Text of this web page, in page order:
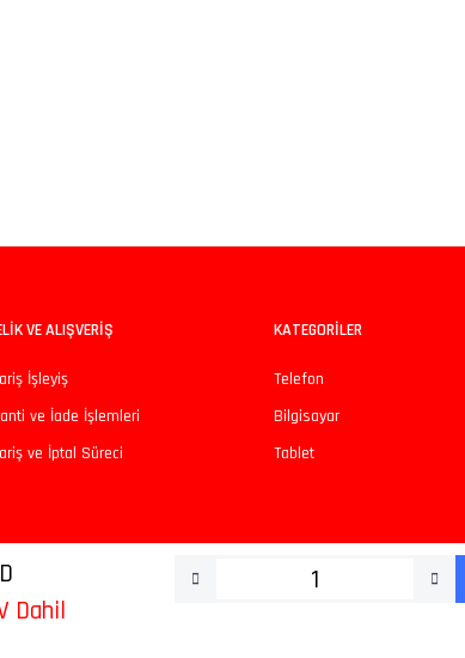
Dahil
VE ALIŞVERİŞ
İşleyiş
ve İade İşlemleri
ve İptal Süreci
KATEGORİLER
Telefon
Bilgisayar
Tablet